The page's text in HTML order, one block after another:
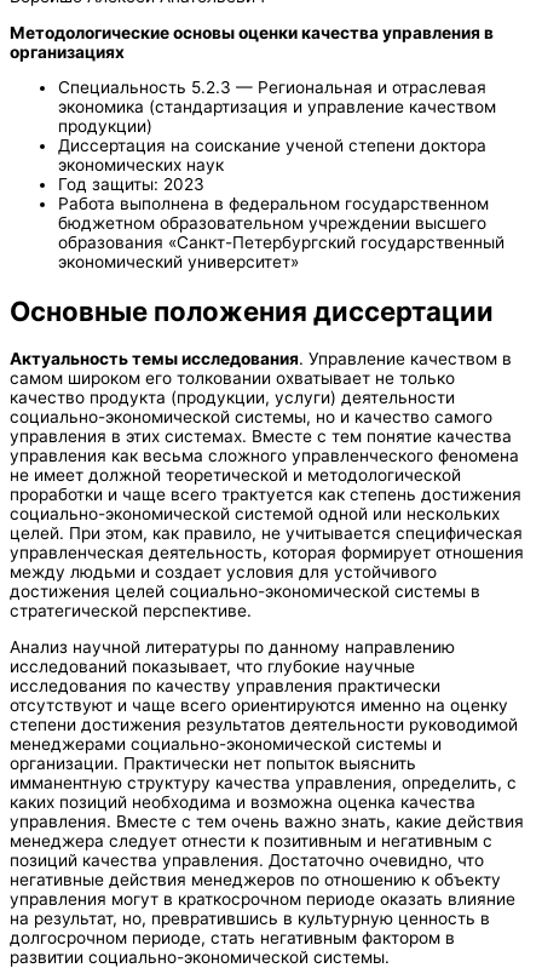
Методологические основы оценки качества управления в
организациях
Специальность 5.2.3 — Региональная и отраслевая
экономика (стандартизация и управление качеством
продукции)
Диссертация на соискание ученой степени доктора
экономических наук
Год защиты: 2023
Работа выполнена в федеральном государственном
бюджетном образовательном учреждении высшего
образования «Санкт-Петербургский государственный
экономический университет»
Основные положения диссертации
Актуальность темы исследования. Управление качеством в
самом широком его толковании охватывает не только
качество продукта (продукции, услуги) деятельности
социально-экономической системы, но и качество самого
управления в этих системах. Вместе с тем понятие качества
управления как весьма сложного управленческого феномена
не имеет должной теоретической и методологической
проработки и чаще всего трактуется как степень достижения
социально-экономической системой одной или нескольких
целей. При этом, как правило, не учитывается специфическая
управленческая деятельность, которая формирует отношения
между людьми и создает условия для устойчивого
достижения целей социально-экономической системы в
стратегической перспективе.
Анализ научной литературы по данному направлению
исследований показывает, что глубокие научные
исследования по качеству управления практически
отсутствуют и чаще всего ориентируются именно на оценку
степени достижения результатов деятельности руководимой
менеджерами социально-экономической системы и
организации. Практически нет попыток выяснить
имманентную структуру качества управления, определить, с
каких позиций необходима и возможна оценка качества
управления. Вместе с тем очень важно знать, какие действия
менеджера следует отнести к позитивным и негативным с
позиций качества управления. Достаточно очевидно, что
негативные действия менеджеров по отношению к объекту
управления могут в краткосрочном периоде оказать влияние
на результат, но, превратившись в культурную ценность в
долгосрочном периоде, стать негативным фактором в
развитии социально-экономической системы.